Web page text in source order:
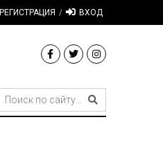
РЕГИСТРАЦИЯ / ВХОД